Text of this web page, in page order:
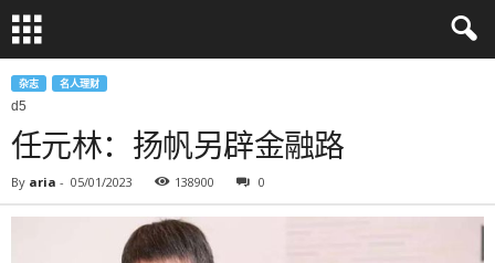
杂志 名人理财
d5
任元林：扬帆另辟金融路
By aria - 05/01/2023 138900 0